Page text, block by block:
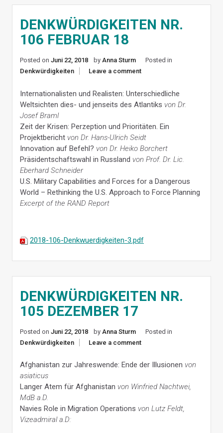
DENKWÜRDIGKEITEN NR.
106 FEBRUAR 18
Posted on Juni 22, 2018 by Anna Sturm
Posted in
Denkwürdigkeiten
Leave a comment
Internationalisten und Realisten: Unterschiedliche
Weltsichten dies- und jenseits des Atlantiks von Dr.
Josef Braml
Zeit der Krisen: Perzeption und Prioritäten. Ein
Projektberichtvon Dr. Hans-Ulrich Seidt
Innovation auf Befehl? von Dr. Heiko Borchert
Präsidentschaftswahl in Russland von Prof. Dr. Lic.
Eberhard Schneider
U.S. Military Capabilities and Forces for a Dangerous
World – Rethinking the U.S. Approach to Force Planning
Excerpt of the RAND Report
2018-106-Denkwuerdigkeiten-3.pdf
DENKWÜRDIGKEITEN NR.
105 DEZEMBER 17
Posted on Juni 22, 2018 by Anna Sturm
Posted in
Denkwürdigkeiten
Leave a comment
Afghanistan zur Jahreswende: Ende der Illusionen von
asiaticus
Langer Atem für Afghanistan von Winfried Nachtwei,
MdB a.D.
Navies Role in Migration Operations von Lutz Feldt,
Vizeadmiral a.D: